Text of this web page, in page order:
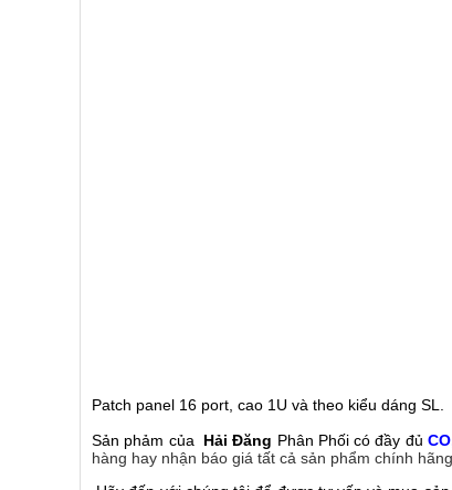
Patch panel 16 port, cao 1U và theo kiểu dáng SL.
Sản phảm của Hải Đăng Phân Phối có đầy đủ
hàng hay nhận báo giá tất cả sản phẩm chính